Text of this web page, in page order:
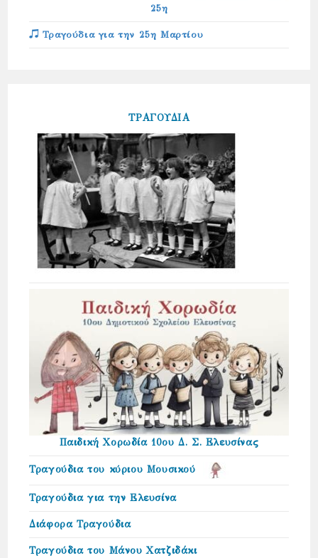
25η
Τραγούδια για την 25η Μαρτίου
ΤΡΑΓΟΥΔΙΑ
Παιδική Χορωδία 10ου Δ. Σ. Ελευσίνας
Τραγούδια του κύριου Μουσικού
Τραγούδια για την Ελευσίνα
Διάφορα Τραγούδια
Τραγούδια του Μάνου Χατζιδάκι